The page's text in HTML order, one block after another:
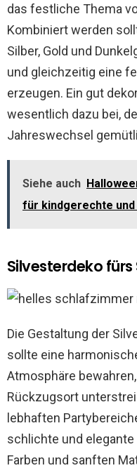
das festliche Thema
Kombiniert werden
Silber, Gold und
und gleichzeitig eine
erzeugen. Ein gut
wesentlich dazu bei,
Jahreswechsel
Siehe auch
für kindgerechte
Silvesterdeko
Die Gestaltung der
sollte eine
Atmosphäre
Rückzugsort
lebhaften
schlichte und
Farben und sanften